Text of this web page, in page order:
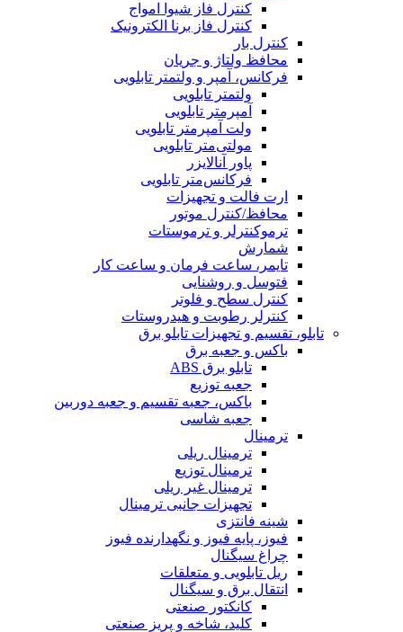
کنترل فاز شیوا امواج
کنترل فاز برنا الکترونیک
کنترل بار
محافظ ولتاژ و جریان
فرکانس، آمپر و ولتمتر تابلویی
ولتمتر تابلویی
آمپرمتر تابلویی
ولت آمپرمتر تابلویی
مولتی‌متر تابلویی
پاور آنالایزر
فرکانس‌متر تابلویی
ارت فالت و تجهیزات
محافظ/کنترل موتور
ترموکنترلر و ترموستات
شمارش
تایمر، ساعت فرمان و ساعت کار
فتوسل و روشنایی
کنترل سطح و فلوتر
کنترلر رطوبت و هیدروستات
تابلو، تقسیم و تجهیزات تابلو برق
باکس و جعبه برق
تابلو برق ABS
جعبه توزیع
باکس، جعبه تقسیم و جعبه دوربین
جعبه شاسی
ترمینال
ترمینال ریلی
ترمینال توزیع
ترمینال غیر ریلی
تجهیزات جانبی ترمینال
شینه فانتزی
فیوز، پایه فیوز و نگهدارنده فیوز
چراغ سیگنال
ریل تابلویی و متعلقات
انتقال برق و سیگنال
کانکتور صنعتی
کلید، شاخه و پریز صنعتی